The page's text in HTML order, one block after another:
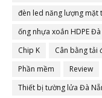
đèn led năng lượng mặt
ống nhựa xoắn HDPE
Chip K
Cân bằng tải
Phần mềm
Review
Thiết bị tường lửa Đà